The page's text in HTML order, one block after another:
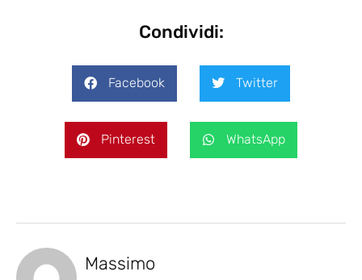
Condividi:
Facebook Twitter
Pinterest WhatsApp
Massimo